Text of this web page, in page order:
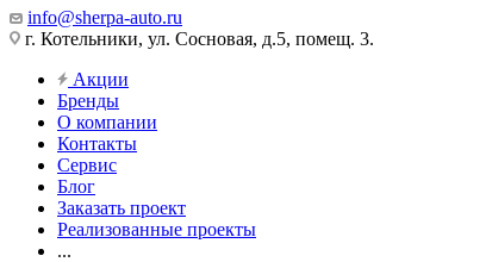
info@sherpa-auto.ru
г. Котельники, ул. Сосновая, д.5, помещ. 3.
Акции
Бренды
О компании
Контакты
Сервис
Блог
Заказать проект
Реализованные проекты
...